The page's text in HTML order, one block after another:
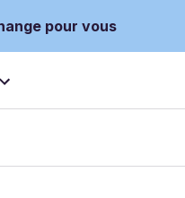
pour vous